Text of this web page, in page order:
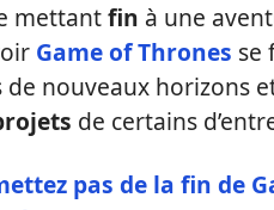
mettantfin à une
Game of Thrones se
nouveaux horizons
de certains
pas de la fin de